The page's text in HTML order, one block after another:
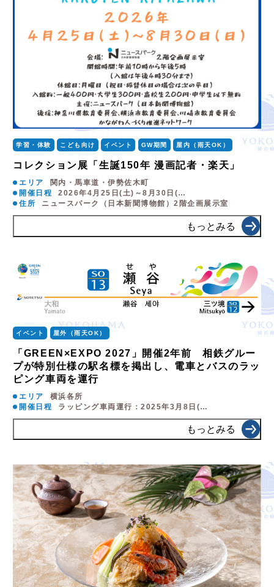
学習・体験 こども向け イベント GW期間 屋内（雨天OK）
コレクション展「生誕150年 漫画記者・楽天」
エリア
関内・馬車道・伊勢佐木町
開催日程
2026年4月25日(土)～8月30日(…
住所
ニュースパーク（日本新聞博物館）2階企画展示室
もっとみる
イベント 屋外（雨天OK）
「GREEN×EXPO 2027」開催2年前 相鉄グルー
プが特別仕様の駅名標を掲出し、電車とバスのラッ
ピング車両を運行
エリア
横浜各所
開催日程
ラッピング車両運行：2025年3月8日(…
もっとみる